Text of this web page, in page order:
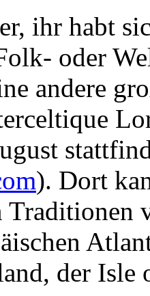
ihr habt
oder
andere
). Dort
der